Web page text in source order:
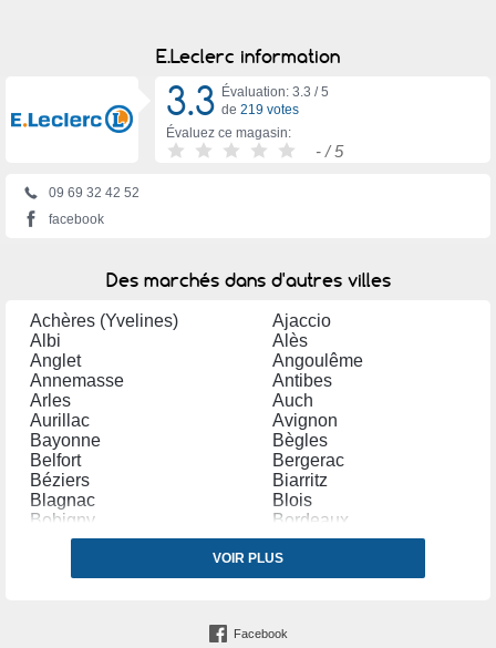
E.Leclerc information
3.3 Évaluation: 3.3 /5
de 219 votes
Évaluez ce magasin:
- / 5
09 69 32 42 52
facebook
Des marchés dans d'autres villes
Achères (Yvelines)
Ajaccio
Albi
Alès
Anglet
Angoulême
Annemasse
Antibes
Arles
Auch
Aurillac
Avignon
Bayonne
Bègles
Belfort
Bergerac
Béziers
Biarritz
Blagnac
Blois
Bobigny
Bordeaux
Bourg en Bresse
Bourges
Bourgoin Jallieu
Bressuire
Brive la Gaillarde
Castres (Tarn)
VOIR PLUS
Facebook